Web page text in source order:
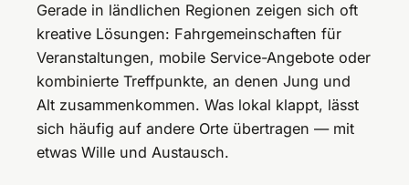
Gerade in ländlichen Regionen zeigen sich oft
kreative Lösungen: Fahrgemeinschaften für
Veranstaltungen, mobile Service-Angebote oder
kombinierte Treffpunkte, an denen Jung und
Alt zusammenkommen. Was lokal klappt, lässt
sich häufig auf andere Orte übertragen — mit
etwas Wille und Austausch.